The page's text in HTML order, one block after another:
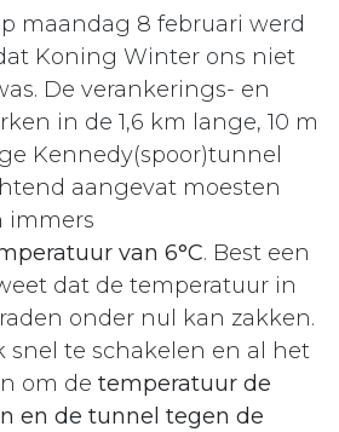
maandag 8 februari werd
Koning Winter ons niet
De verankerings- en
in de 1,6 km lange, 10 m
Kennedy(spoor)tunnel
aangevat moesten
immers
van 6°C. Best een
dat de temperatuur in
onder nul kan zakken.
snel te schakelen en al het
om de temperatuur de
en de tunnel tegen de